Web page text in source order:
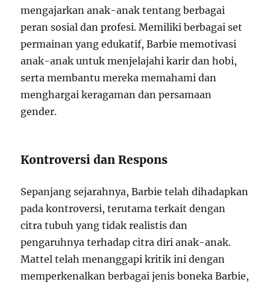
mengajarkan anak-anak tentang berbagai
peran sosial dan profesi. Memiliki berbagai set
permainan yang edukatif, Barbie memotivasi
anak-anak untuk menjelajahi karir dan hobi,
serta membantu mereka memahami dan
menghargai keragaman dan persamaan
gender.
Kontroversi dan Respons
Sepanjang sejarahnya, Barbie telah dihadapkan
pada kontroversi, terutama terkait dengan
citra tubuh yang tidak realistis dan
pengaruhnya terhadap citra diri anak-anak.
Mattel telah menanggapi kritik ini dengan
memperkenalkan berbagai jenis boneka Barbie,